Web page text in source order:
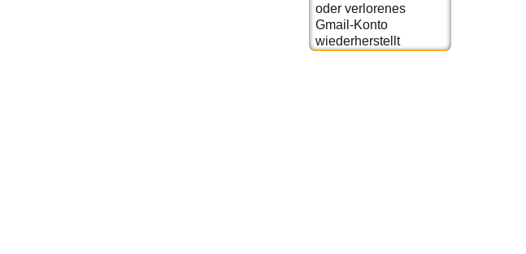
oder verlorenes
Gmail-Konto
wiederherstellt